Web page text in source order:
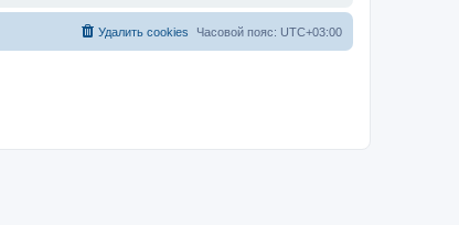
Часовой пояс: UTC+03:00
Удалить cookies